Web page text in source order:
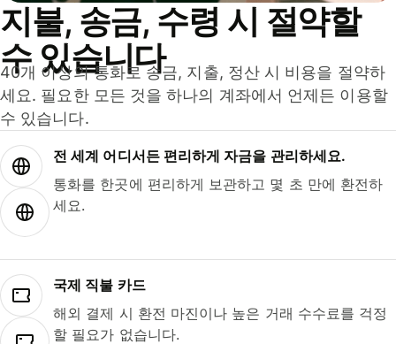
지불, 송금, 수령 시 절약할
수 있습니다
40개 이상의 통화로 송금, 지출, 정산 시 비용을 절약하
세요. 필요한 모든 것을 하나의 계좌에서 언제든 이용할
수 있습니다.
전 세계 어디서든 편리하게 자금을 관리하세요.
통화를 한곳에 편리하게 보관하고 몇 초 만에 환전하
세요.
국제 직불 카드
해외 결제 시 환전 마진이나 높은 거래 수수료를 걱정
할 필요가 없습니다.